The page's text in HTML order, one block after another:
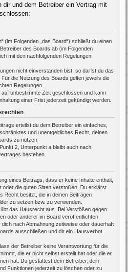
dir und dem Betreiber ein Vertrag mit
(im Folgenden „das Board“) schließt du einen
des Boards ab (im Folgenden
mit den nachfolgenden Regelungen
nicht einverstanden bist, so darfst du das
die Nutzung des Boards gelten jeweils die
Regelungen.
unbestimmte Zeit geschlossen und kann
einer Frist jederzeit gekündigt werden.
erteilst du dem Betreiber ein einfaches,
und unentgeltliches Recht, deinen
zu nutzen.
2, Unterpunkt a bleibt auch nach
bestehen.
eines Beitrags, dass er keine Inhalte enthält,
oder die guten Sitten verstoßen. Du erklärst
Recht besitzt, die in deinen Beiträgen
zu setzen bzw. zu verwenden.
das Hausrecht aus. Bei Verstößen gegen
oder anderer im Board veröffentlichten
nach Abmahnung zeitweise oder dauerhaft
ausschließen und dir ein Hausverbot
der Betreiber keine Verantwortung für die
die er nicht selbst erstellt hat oder die er
hat. Du gestattest dem Betreiber, dein
Funktionen jederzeit zu löschen oder zu